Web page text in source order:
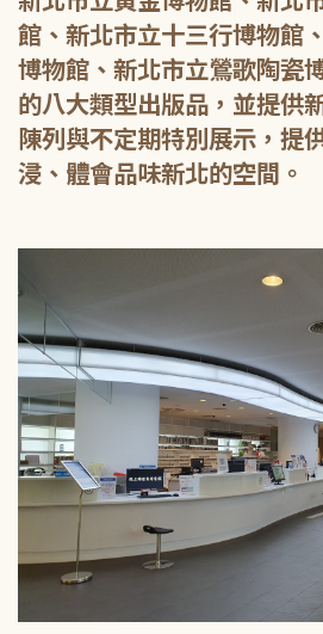
館、新北市立十三行博物館
博物館、新北市立鶯歌陶瓷
的八大類型出版品，並提供
陳列與不定期特別展示，提
浸、體會品味新北的空間。